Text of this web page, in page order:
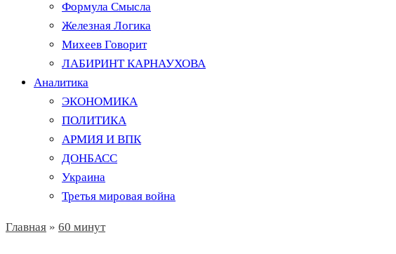
Формула Смысла
Железная Логика
Михеев Говорит
ЛАБИРИНТ КАРНАУХОВА
Аналитика
ЭКОНОМИКА
ПОЛИТИКА
АРМИЯ И ВПК
ДОНБАСС
Украина
Третья мировая война
Главная » 60 минут